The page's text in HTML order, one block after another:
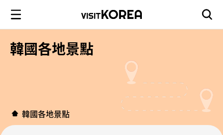
韓國各地景點
韓國各地景點